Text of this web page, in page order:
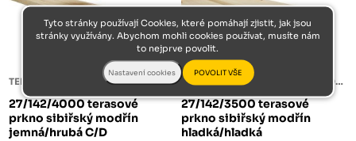
TERASOVÉ PRKNO SIBIŘSKÝ MODŘÍN
27/142/4000 terasové
prkno sibiřský modřín
jemná/hrubá C/D
TERASOVÉ PRKNO SIBIŘSKÝ MODŘÍN
27/142/3500 terasové
prkno sibiřský modřín
hladká/hladká
Tyto stránky používají Cookies, které pomáhají zjistit, jak jsou
stránky využívány. Abychom mohli cookies používat, musíte nám
to nejprve povolit.